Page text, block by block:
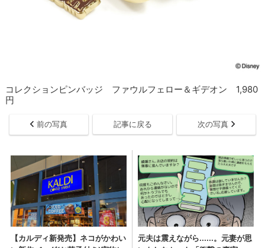
コレクションピンバッジ ファウルフェロー＆ギデオン 1,980
円
前の写真 記事に戻る 次の写真